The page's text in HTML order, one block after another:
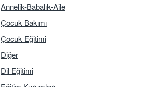
Annelik-Babalık-Aile
Çocuk Bakımı
Çocuk Eğitimi
Diğer
Dil Eğitimi